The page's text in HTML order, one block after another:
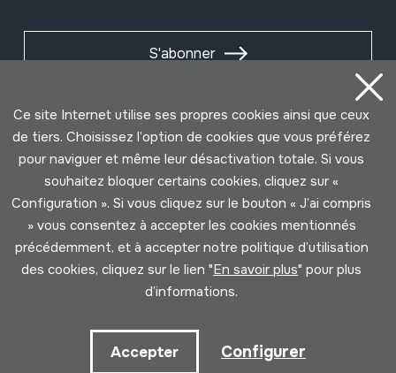
S'abonner
Développé par Lotura
Ce site Internet utilise ses propres cookies ainsi que ceux
de tiers. Choisissez l’option de cookies que vous préférez
pour naviguer et même leur désactivation totale. Si vous
souhaitez bloquer certains cookies, cliquez sur «
Configuration ». Si vous cliquez sur le bouton « J’ai compris
» vous consentez à accepter les cookies mentionnés
précédemment, et à accepter notre politique d’utilisation
des cookies, cliquez sur le lien "En savoir plus" pour plus
d’informations.
Accepter Configurer